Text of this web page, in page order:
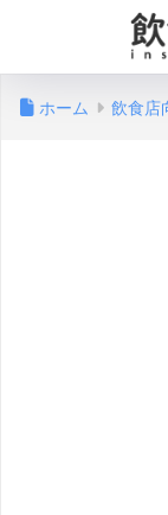
ホーム 飲食店